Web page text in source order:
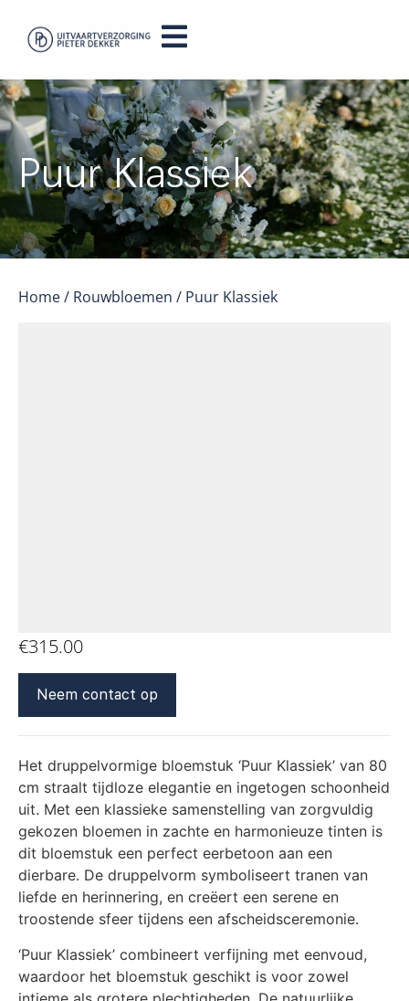
Puur Klassiek
Home/ Rouwbloemen / Puur Klassiek
€315.00
Neem contact op
Het druppelvormige bloemstuk ‘Puur Klassiek’ van 80
cm straalt tijdloze elegantie en ingetogen schoonheid
uit. Met een klassieke samenstelling van zorgvuldig
gekozen bloemen in zachte en harmonieuze tinten is
dit bloemstuk een perfect eerbetoon aan een
dierbare. De druppelvorm symboliseert tranen van
liefde en herinnering, en creëert een serene en
troostende sfeer tijdens een afscheidsceremonie.
‘Puur Klassiek’ combineert verfijning met eenvoud,
waardoor het bloemstuk geschikt is voor zowel